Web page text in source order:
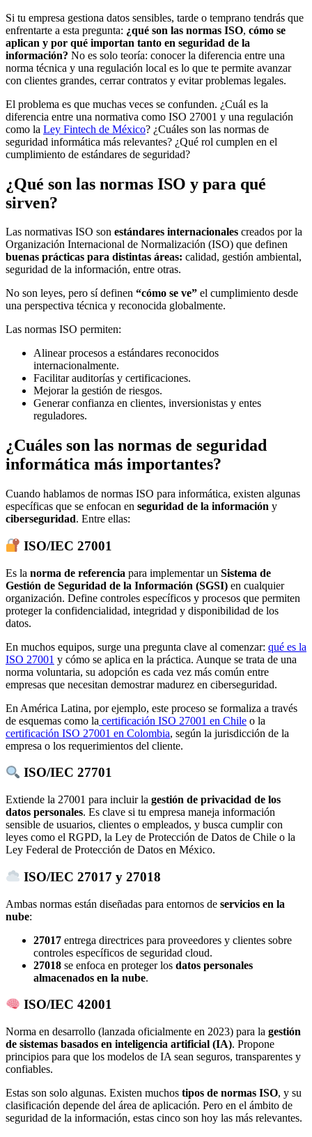
Si tu empresa gestiona datos sensibles, tarde o temprano tendrás que
enfrentarte a esta pregunta: ¿qué son las normas ISO, cómo se
aplican y por qué importan tanto en seguridad de la
información? No es solo teoría: conocer la diferencia entre una
norma técnica y una regulación local es lo que te permite avanzar
con clientes grandes, cerrar contratos y evitar problemas legales.
El problema es que muchas veces se confunden. ¿Cuál es la
diferencia entre una normativa como ISO 27001 y una regulación
como la Ley Fintech de México? ¿Cuáles son las normas de
seguridad informática más relevantes? ¿Qué rol cumplen en el
cumplimiento de estándares de seguridad?
¿Qué son las normas ISO y para qué
sirven?
Las normativas ISO son estándares internacionales creados por la
Organización Internacional de Normalización (ISO) que definen
buenas prácticas para distintas áreas: calidad, gestión ambiental,
seguridad de la información, entre otras.
No son leyes, pero sí definen “cómo se ve” el cumplimiento desde
una perspectiva técnica y reconocida globalmente.
Las normas ISO permiten:
Alinear procesos a estándares reconocidos
internacionalmente.
Facilitar auditorías y certificaciones.
Mejorar la gestión de riesgos.
Generar confianza en clientes, inversionistas y entes
reguladores.
¿Cuáles son las normas de seguridad
informática más importantes?
Cuando hablamos de normas ISO para informática, existen algunas
específicas que se enfocan en seguridad de la información y
ciberseguridad. Entre ellas:
ISO/IEC 27001
Es la norma de referencia para implementar un Sistema de
Gestión de Seguridad de la Información (SGSI) en cualquier
organización. Define controles específicos y procesos que permiten
proteger la confidencialidad, integridad y disponibilidad de los
datos.
En muchos equipos, surge una pregunta clave al comenzar: qué es la
ISO 27001 y cómo se aplica en la práctica. Aunque se trata de una
norma voluntaria, su adopción es cada vez más común entre
empresas que necesitan demostrar madurez en ciberseguridad.
En América Latina, por ejemplo, este proceso se formaliza a través
de esquemas como la certificación ISO 27001 en Chile o la
certificación ISO 27001 en Colombia, según la jurisdicción de la
empresa o los requerimientos del cliente.
ISO/IEC 27701
Extiende la 27001 para incluir la gestión de privacidad de los
datos personales. Es clave si tu empresa maneja información
sensible de usuarios, clientes o empleados, y busca cumplir con
leyes como el RGPD, la Ley de Protección de Datos de Chile o la
Ley Federal de Protección de Datos en México.
ISO/IEC 27017 y 27018
Ambas normas están diseñadas para entornos de servicios en la
nube:
27017 entrega directrices para proveedores y clientes sobre
controles específicos de seguridad cloud.
27018 se enfoca en proteger los datos personales
almacenados en la nube.
ISO/IEC 42001
Norma en desarrollo (lanzada oficialmente en 2023) para la gestión
de sistemas basados en inteligencia artificial (IA). Propone
principios para que los modelos de IA sean seguros, transparentes y
confiables.
Estas son solo algunas. Existen muchos tipos de normas ISO, y su
clasificación depende del área de aplicación. Pero en el ámbito de
seguridad de la información, estas cinco son hoy las más relevantes.